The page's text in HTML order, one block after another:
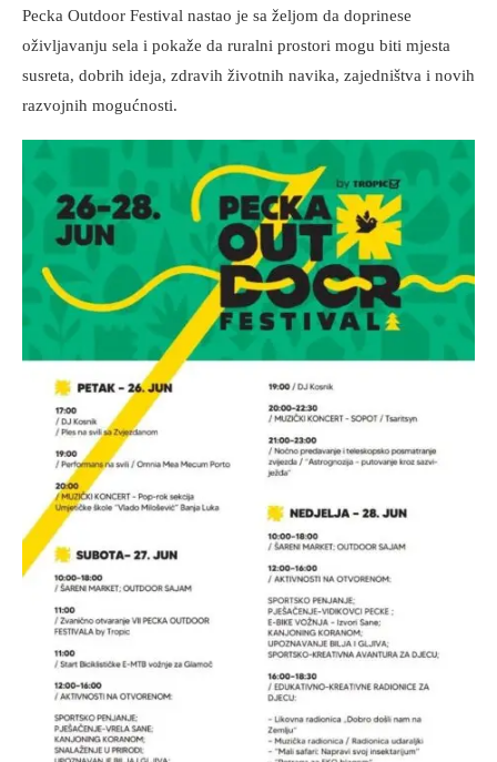
Pecka Outdoor Festival nastao je sa željom da doprinese
oživljavanju sela i pokaže da ruralni prostori mogu biti mjesta
susreta, dobrih ideja, zdravih životnih navika, zajedništva i novih
razvojnih mogućnosti.